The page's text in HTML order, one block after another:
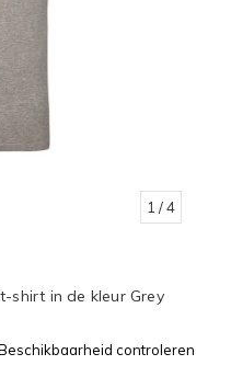
1 / 4
shirt in de kleur Grey
controleren